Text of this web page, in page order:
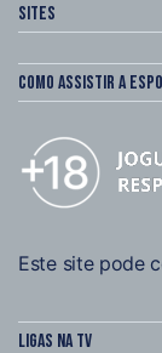
Sites
Como assistir a
Este site pode
Ligas na TV